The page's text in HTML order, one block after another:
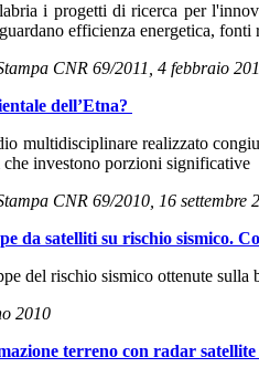
i progetti di ricerca per
efficienza energetica,
CNR 69/2011, 4 febbraio
dell’Etna?
multidisciplinare realizzato
investono porzioni significative
CNR 69/2010, 16 settembre
da satelliti su rischio sismico.
del rischio sismico ottenute sulla
2010
terreno con radar satellite